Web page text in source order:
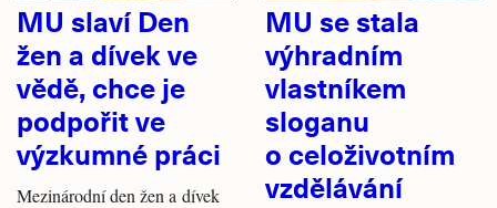
MU slaví Den
žen a dívek ve
vědě, chce je
podpořit ve
výzkumné práci
Mezinárodní den žen a dívek
MU se stala
výhradním
vlastníkem
sloganu
o celoživotním
vzdělávání